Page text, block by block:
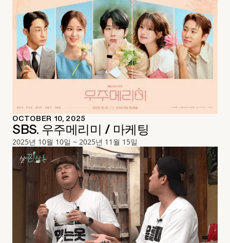
OCTOBER 10, 2025
SBS. 우주메리미 / 마케팅
2025년 10월 10일 ~ 2025년 11월 15일